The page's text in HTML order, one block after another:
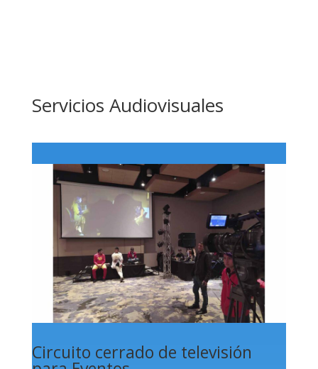
Servicios Audiovisuales
Circuito cerrado de televisión